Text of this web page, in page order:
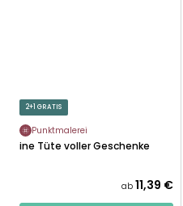
2+1 GRATIS
Punktmalerei
Eine Tüte voller Geschenke
ab 11,39 €